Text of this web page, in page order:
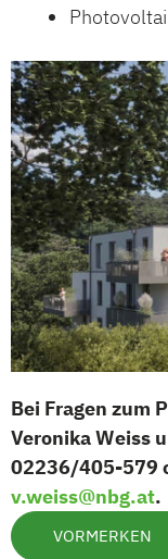
Bei Fragen zum
Veronika Weiss
02236/405-579
v.weiss@nbg.at.
VORMERKEN